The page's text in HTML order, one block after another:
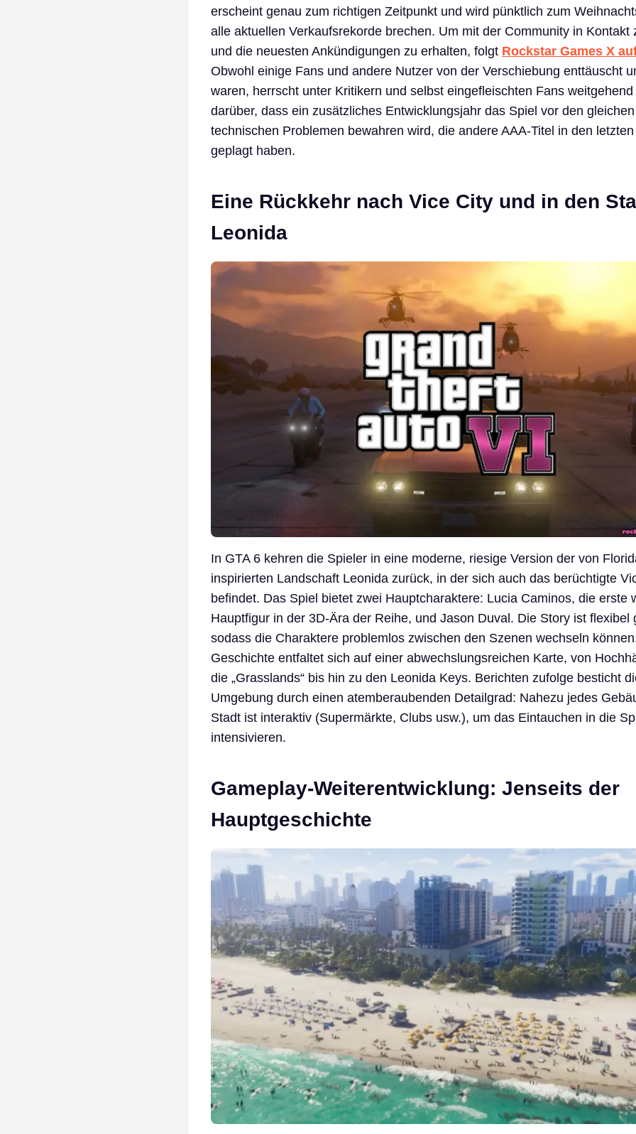
erscheint genau zum richtigen Zeitpunkt und wird pünktlich zum
alle aktuellen Verkaufsrekorde brechen. Um mit der Community in Kontakt
und die neuesten Ankündigungen zu erhalten, folgt Rockstar Games X
Obwohl einige Fans und andere Nutzer von der Verschiebung enttäuscht
waren, herrscht unter Kritikern und selbst eingefleischten Fans
darüber, dass ein zusätzliches Entwicklungsjahr das Spiel vor den gleichen
technischen Problemen bewahren wird, die andere AAA-Titel in den
geplagt haben.
Eine Rückkehr nach Vice City und in den
Leonida
In GTA 6 kehren die Spieler in eine moderne, riesige Version der von
inspirierten Landschaft Leonida zurück, in der sich auch das berüchtigte
befindet. Das Spiel bietet zwei Hauptcharaktere: Lucia Caminos, die erste
Hauptfigur in der 3D-Ära der Reihe, und Jason Duval. Die Story ist flexibel
sodass die Charaktere problemlos zwischen den Szenen wechseln
Geschichte entfaltet sich auf einer abwechslungsreichen Karte, von
die „Grasslands“ bis hin zu den Leonida Keys. Berichten zufolge besticht
Umgebung durch einen atemberaubenden Detailgrad: Nahezu jedes
Stadt ist interaktiv (Supermärkte, Clubs usw.), um das Eintauchen in die
intensivieren.
Gameplay-Weiterentwicklung: Jenseits der
Hauptgeschichte